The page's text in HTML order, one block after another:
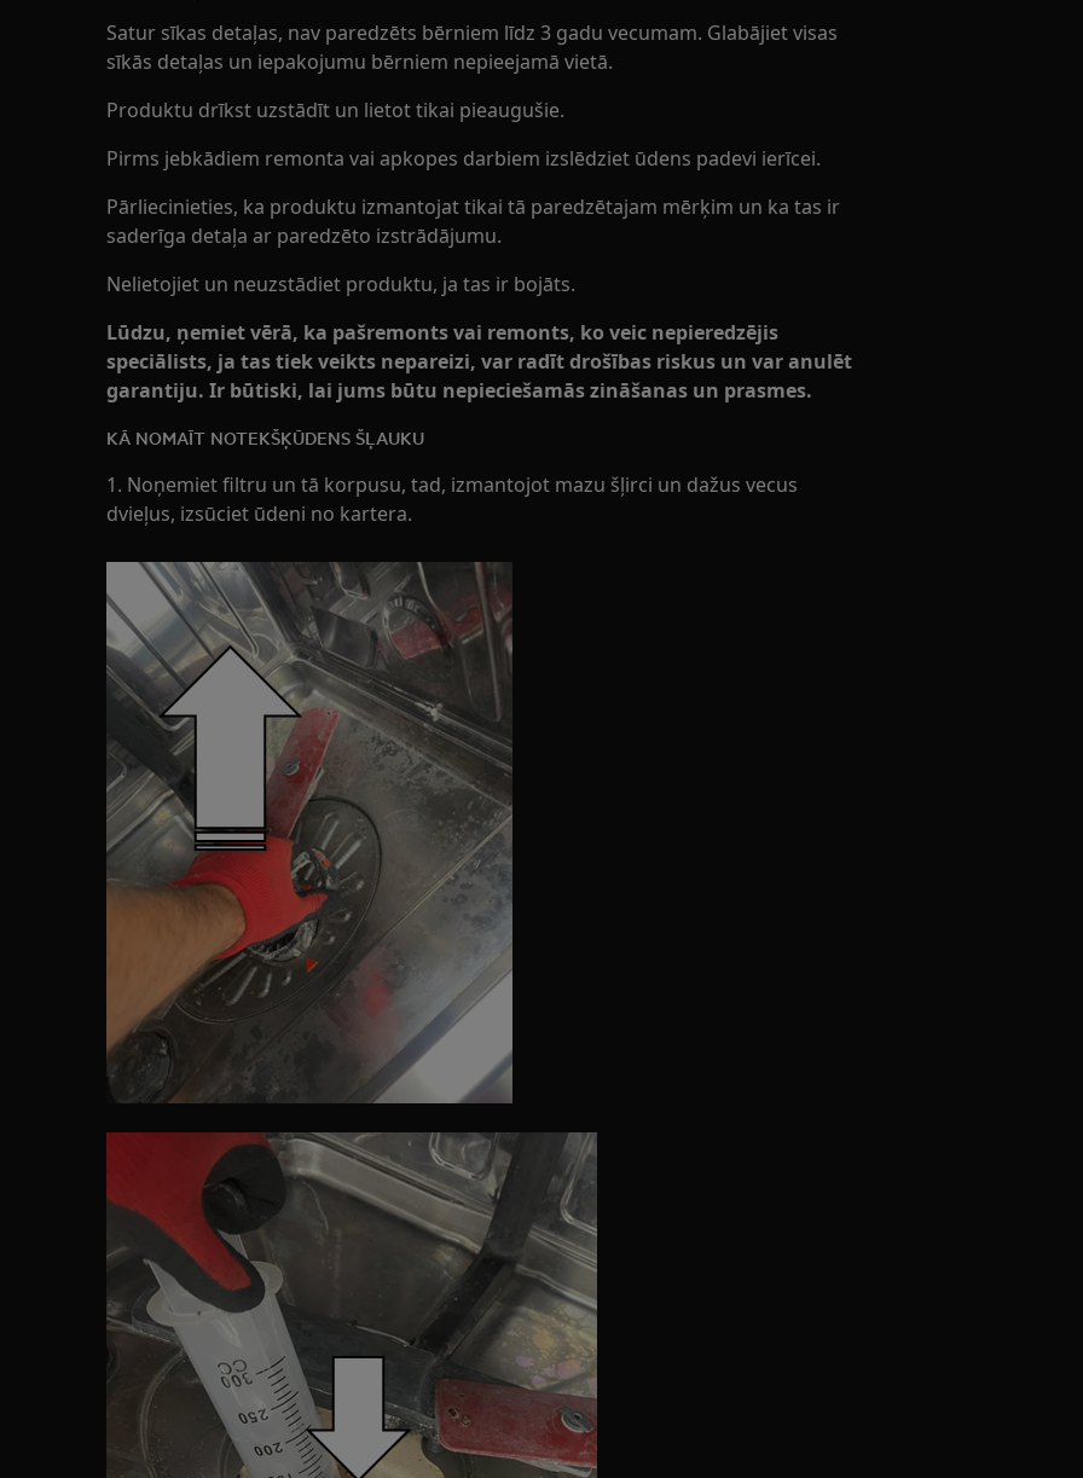
Satur sīkas detaļas, nav paredzēts bērniem līdz 3 gadu vecumam. Glabājiet visas
sīkās detaļas un iepakojumu bērniem nepieejamā vietā.
Produktu drīkst uzstādīt un lietot tikai pieaugušie.
Pirms jebkādiem remonta vai apkopes darbiem izslēdziet ūdens padevi ierīcei.
Pārliecinieties, ka produktu izmantojat tikai tā paredzētajam mērķim un ka tas ir
saderīga detaļa ar paredzēto izstrādājumu.
Nelietojiet un neuzstādiet produktu, ja tas ir bojāts.
Lūdzu, ņemiet vērā, ka pašremonts vai remonts, ko veic nepieredzējis
speciālists, ja tas tiek veikts nepareizi, var radīt drošības riskus un var anulēt
garantiju. Ir būtiski, lai jums būtu nepieciešamās zināšanas un prasmes.
KĀ NOMAĪT NOTEKŠĶŪDENS ŠĻAUKU
1. Noņemiet filtru un tā korpusu, tad, izmantojot mazu šļirci un dažus vecus
dvieļus, izsūciet ūdeni no kartera.